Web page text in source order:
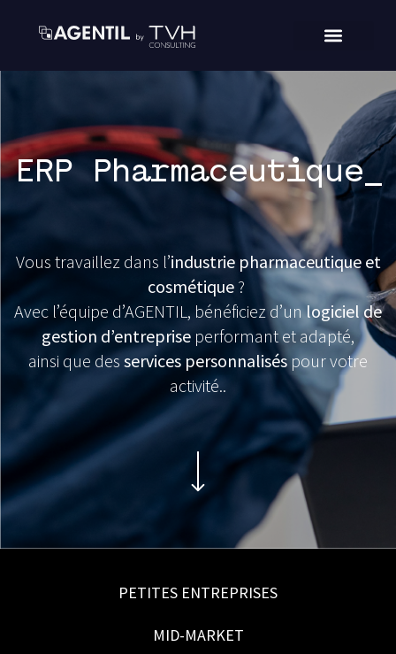
ERP Pharmaceutique_
Vous travaillez dans l’industrie pharmaceutique et
cosmétique ?
Avec l’équipe d’AGENTIL, bénéficiez d’unlogiciel de
gestion d’entreprise performant et adapté,
ainsi que des services personnaliséspour votre
activité..
PETITES ENTREPRISES
MID-MARKET